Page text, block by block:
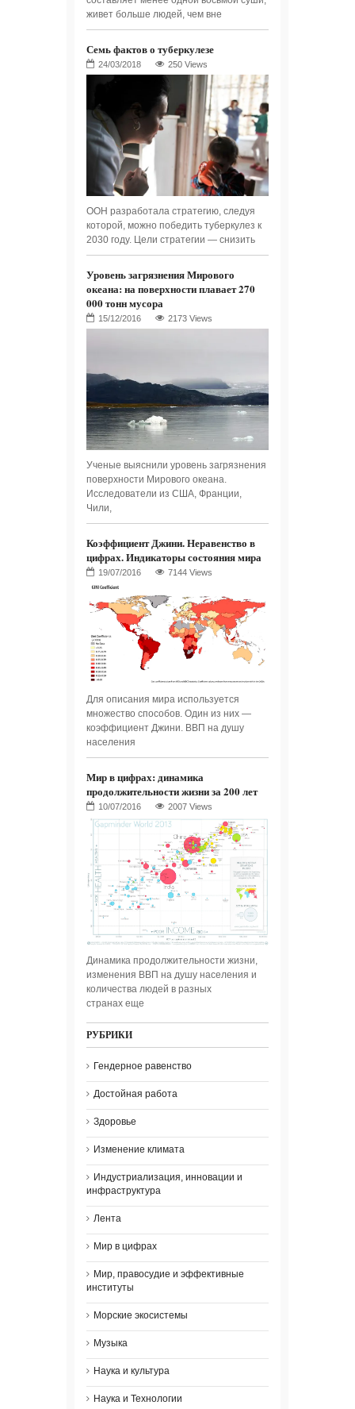
живет больше людей, чем вне
Семь фактов о туберкулезе
250 Views
ООН разработала стратегию, следуя
которой, можно победить туберкулез к
2030 году. Цели стратегии — снизить
Уровень загрязнения Мирового
океана: на поверхности плавает 270
000 тонн мусора
2173 Views
Ученые выяснили уровень загрязнения
поверхности Мирового океана.
Исследователи из США, Франции,
Чили,
Коэффициент Джини. Неравенство в
цифрах. Индикаторы состояния мира
7144 Views
Для описания мира используется
множество способов. Один из них —
коэффициент Джини. ВВП на душу
населения
Мир в цифрах: динамика
продолжительности жизни за 200 лет
2007 Views
Динамика продолжительности жизни,
изменения ВВП на душу населения и
количества людей в разных
странах еще
РУБРИКИ
Гендерное равенство
Достойная работа
Здоровье
Изменение климата
Индустриализация, инновации и
инфраструктура
Лента
Мир в цифрах
Мир, правосудие и эффективные
институты
Морские экосистемы
Музыка
Наука и культура
Наука и Технологии